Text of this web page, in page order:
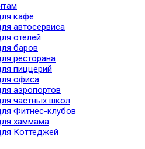
кафе
автосервиса
отелей
баров
ресторана
пиццерий
офиса
аэропортов
частных школ
Фитнес-клубов
хаммама
Коттеджей